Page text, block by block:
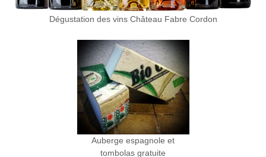
Dégustation des vins Château Fabre Cordon
Auberge espagnole et
tombolas gratuite